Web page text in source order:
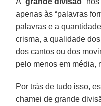
apenas às “palavras
palavras e a
crisma, a qualidade
dos cantos ou dos
pelo menos em média,
Por trás de tudo isso,
chamei de grande